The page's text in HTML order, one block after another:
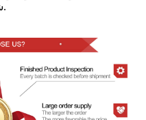
شرکت دیگر ما در هنگ کنگ هستند.